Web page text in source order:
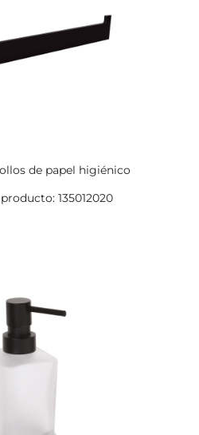
de papel higiénico
135012020